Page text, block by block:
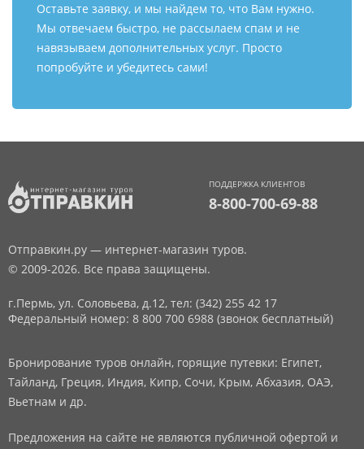
Оставьте заявку, и мы найдем то, что Вам нужно.
Мы отвечаем быстро, не рассылаем спам и не
навязываем дополнительных услуг. Просто
попробуйте и убедитесь сами!
ПОДДЕРЖКА КЛИЕНТОВ
8-800-700-69-88
Отправкин.ру — интернет-магазин туров.
© 2009-2026. Все права защищены.
г.Пермь, ул. Соловьева, д.12, тел: (342) 255 42 17
Федеральный номер: 8 800 700 6988 (звонок бесплатный)
Бронирование туров онлайн, горящие путевки: Египет,
Тайланд, Греция, Индия, Кипр, Сочи, Крым, Абхазия, ОАЭ,
Вьетнам и др.
Предложения на сайте не являются публичной офертой и